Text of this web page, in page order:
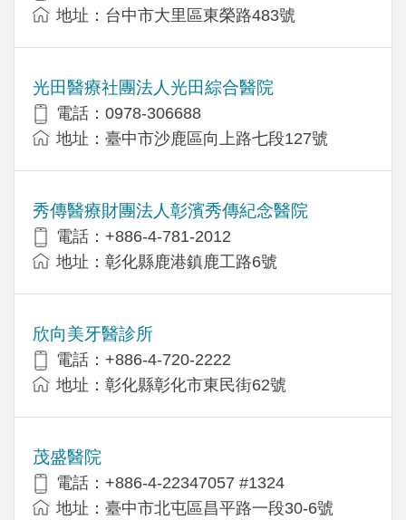
地址：台中市大里區東榮路483號
光田醫療社團法人光田綜合醫院
電話：0978-306688
地址：臺中市沙鹿區向上路七段127號
秀傳醫療財團法人彰濱秀傳紀念醫院
電話：+886-4-781-2012
地址：彰化縣鹿港鎮鹿工路6號
欣向美牙醫診所
電話：+886-4-720-2222
地址：彰化縣彰化市東民街62號
茂盛醫院
電話：+886-4-22347057 #1324
地址：臺中市北屯區昌平路一段30-6號